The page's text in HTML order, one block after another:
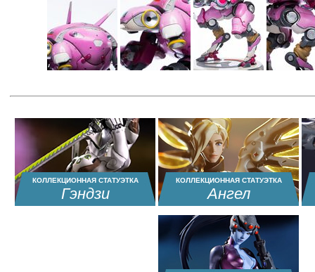
КОЛЛЕКЦИОННАЯ СТАТУЭТКА
Гэндзи
КОЛЛЕКЦИОННАЯ СТАТУЭТКА
Ангел